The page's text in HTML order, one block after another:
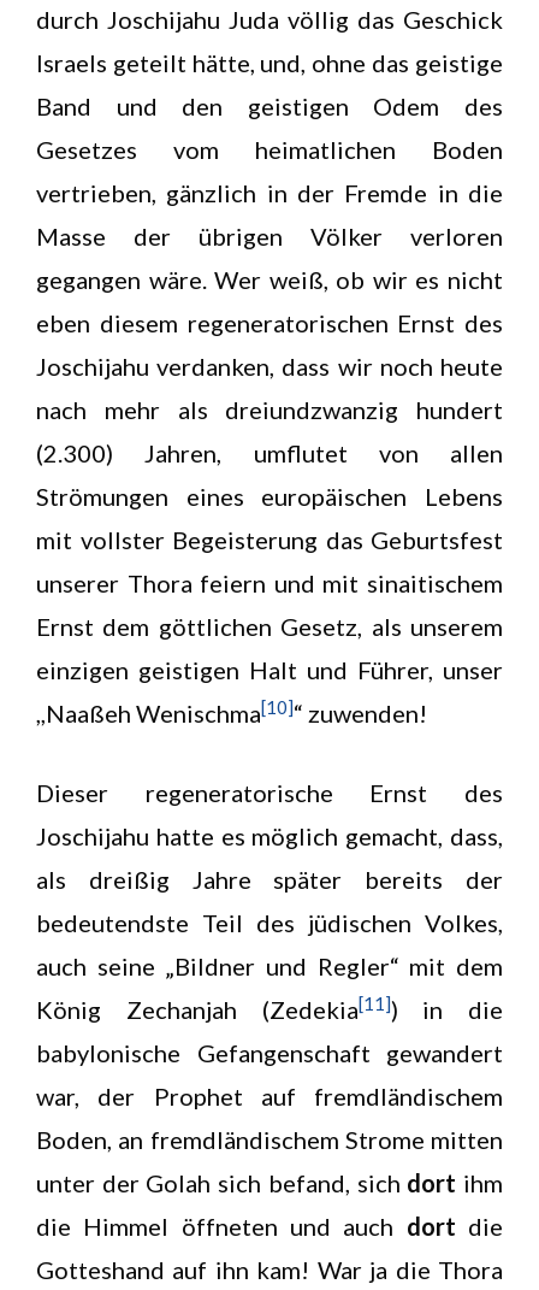
durch Joschijahu Juda völlig das Geschick
Israels geteilt hätte, und, ohne das geistige
Band und den geistigen Odem des
Gesetzes vom heimatlichen Boden
vertrieben, gänzlich in der Fremde in die
Masse der übrigen Völker verloren
gegangen wäre. Wer weiß, ob wir es nicht
eben diesem regeneratorischen Ernst des
Joschijahu verdanken, dass wir noch heute
nach mehr als dreiundzwanzig hundert
(2.300) Jahren, umflutet von allen
Strömungen eines europäischen Lebens
mit vollster Begeisterung das Geburtsfest
unserer Thora feiern und mit sinaitischem
Ernst dem göttlichen Gesetz, als unserem
einzigen geistigen Halt und Führer, unser
,,Naaßeh Wenischma[10]“ zuwenden!
Dieser regeneratorische Ernst des
Joschijahu hatte es möglich gemacht, dass,
als dreißig Jahre später bereits der
bedeutendste Teil des jüdischen Volkes,
auch seine „Bildner und Regler“ mit dem
König Zechanjah (Zedekia[11]) in die
babylonische Gefangenschaft gewandert
war, der Prophet auf fremdländischem
Boden, an fremdländischem Strome mitten
unter der Golah sich befand, sich dort ihm
die Himmel öffneten und auch dort die
Gotteshand auf ihn kam! War ja die Thora